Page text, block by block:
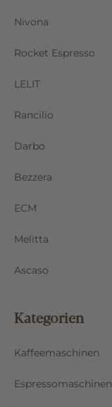
Nivona
Rocket Espresso
LELIT
Rancilio
Darbo
Bezzera
ECM
Melitta
Ascaso
Kategorien
Kaffeemaschinen
Espressomaschinen